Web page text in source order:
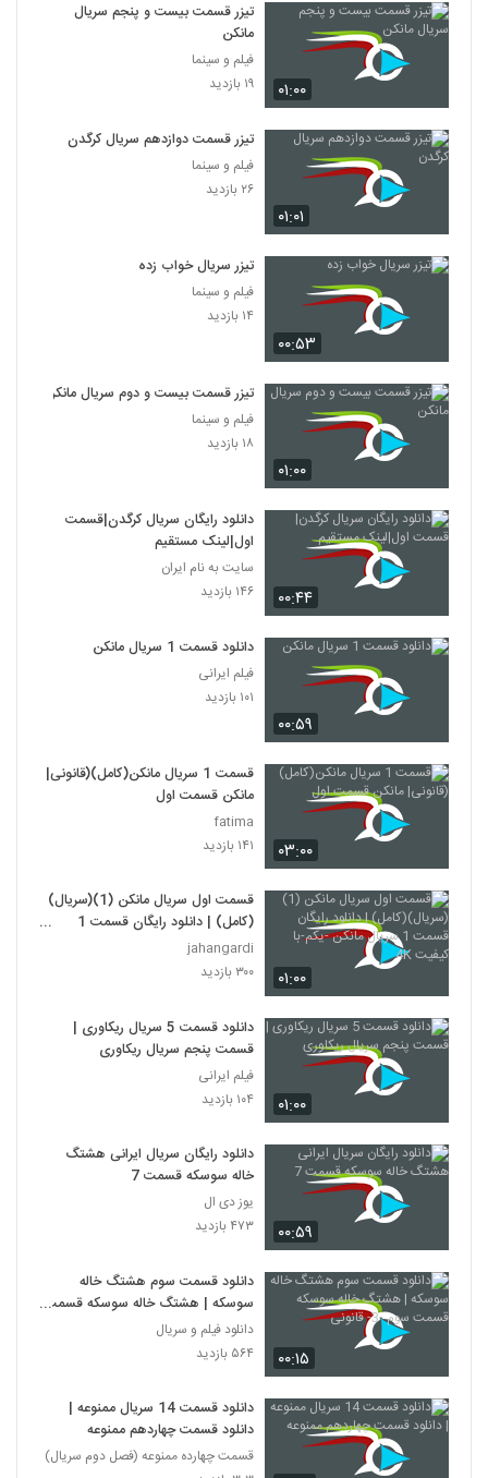
۰۱:۰۰
تیزر قسمت بیست و پنجم سریال
مانکن
فیلم و سینما
۱۹ بازدید
۰۱:۰۱
تیزر قسمت دوازدهم سریال کرگدن
فیلم و سینما
۲۶ بازدید
۰۰:۵۳
تیزر سریال خواب زده
فیلم و سینما
۱۴ بازدید
۰۱:۰۰
تیزر قسمت بیست و دوم سریال مانکن
فیلم و سینما
۱۸ بازدید
۰۰:۴۴
دانلود رایگان سریال کرگدن|قسمت
اول|لینک مستقیم
سایت به نام ایران
۱۴۶ بازدید
۰۰:۵۹
دانلود قسمت 1 سریال مانکن
فیلم ایرانی
۱۰۱ بازدید
۰۳:۰۰
قسمت 1 سریال مانکن(کامل)(قانونی|
مانکن قسمت اول
fatima
۱۴۱ بازدید
۰۱:۰۰
قسمت اول سریال مانکن (1)(سریال)
(کامل) | دانلود رایگان قسمت 1
سریال مانکن -یکم-با کیفیت 4K
jahangardi
۳۰۰ بازدید
۰۱:۰۰
دانلود قسمت 5 سریال ریکاوری |
قسمت پنجم سریال ریکاوری
فیلم ایرانی
۱۰۴ بازدید
۰۰:۵۹
دانلود رایگان سریال ایرانی هشتگ
خاله سوسکه قسمت 7
یوز دی ال
۴۷۳ بازدید
۰۰:۱۵
دانلود قسمت سوم هشتگ خاله
سوسکه | هشتگ خاله سوسکه قسمت
سوم -3- قانونی
دانلود فیلم و سریال
۵۶۴ بازدید
دانلود قسمت 14 سریال ممنوعه |
دانلود قسمت چهاردهم ممنوعه
قسمت چهارده ممنوعه (فصل دوم سریال)